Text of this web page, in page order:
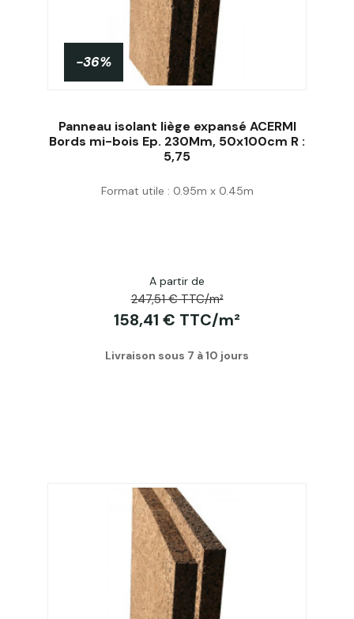
-36%
Panneau isolant liège expansé ACERMI
Bords mi-bois Ep. 230Mm, 50x100cm R :
5,75
Format utile : 0.95m x 0.45m
A partir de
247,51 € TTC/m²
158,41 € TTC/m²
Livraison sous 7 à 10 jours